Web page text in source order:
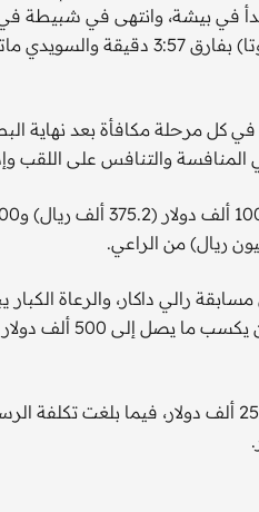
للرالي الذي بدأ في بيشة، وانتهى
في كل مرحلة مكافأة بعد نهاية
والتنافس على اللقب
رالي داكار، والرعاة
وكشفت الدراسة أن الراجحي دفع رسوم المشاركة البالغة 25